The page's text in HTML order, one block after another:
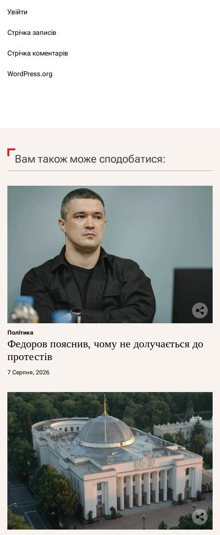
Увійти
Стрічка записів
Стрічка коментарів
WordPress.org
Вам також може сподобатися:
Політика
Федоров пояснив, чому не долучається до
протестів
7 Серпня, 2026